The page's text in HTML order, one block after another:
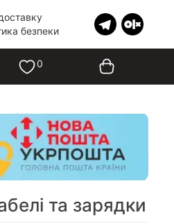
безпеки
0
та зарядки